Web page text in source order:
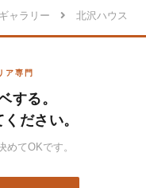
ャラリー 北沢ハウス
ア専門
する。
ださい。
てOKです。